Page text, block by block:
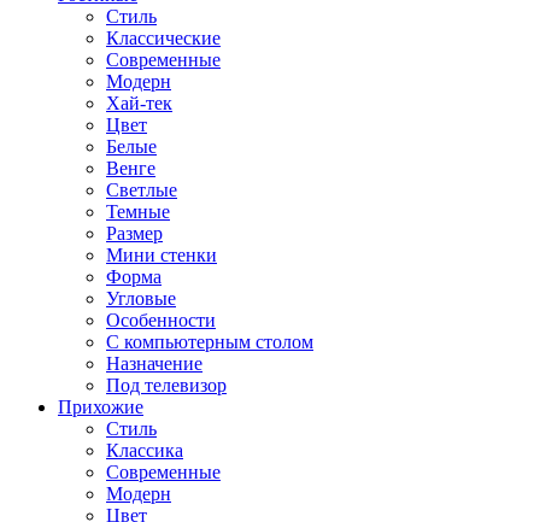
Стиль
Классические
Современные
Модерн
Хай-тек
Цвет
Белые
Венге
Светлые
Темные
Размер
Мини стенки
Форма
Угловые
Особенности
С компьютерным столом
Назначение
Под телевизор
Прихожие
Стиль
Классика
Современные
Модерн
Цвет